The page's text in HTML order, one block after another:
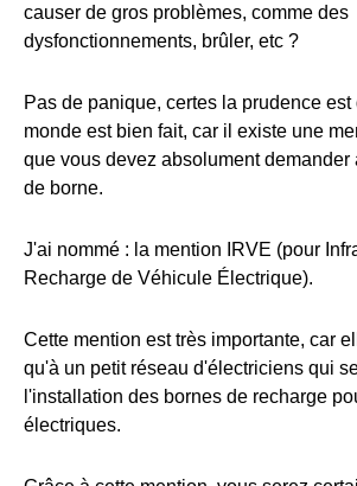
causer de gros problèmes, comme des
dysfonctionnements, brûler, etc ?
Pas de panique, certes la prudence
monde est bien fait, car il existe une
que vous devez absolument demander
de borne.
J'ai nommé : la mention IRVE (pour
Recharge de Véhicule Électrique).
Cette mention est très importante, car
qu'à un petit réseau d'électriciens qui
l'installation des bornes de recharge
électriques.